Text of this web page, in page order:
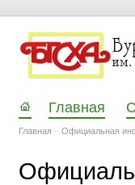
Главная
Главная Официальная